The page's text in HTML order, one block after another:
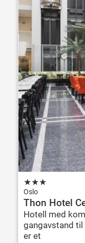
★★★
Oslo
Thon Hotel
Hotell med
gangavstand
er et